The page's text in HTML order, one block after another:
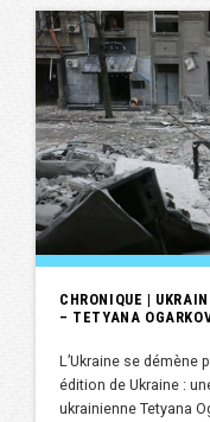
CHRONIQUE |
– TETYANA
L’Ukraine se démène
édition de Ukraine :
ukrainienne Tetyana